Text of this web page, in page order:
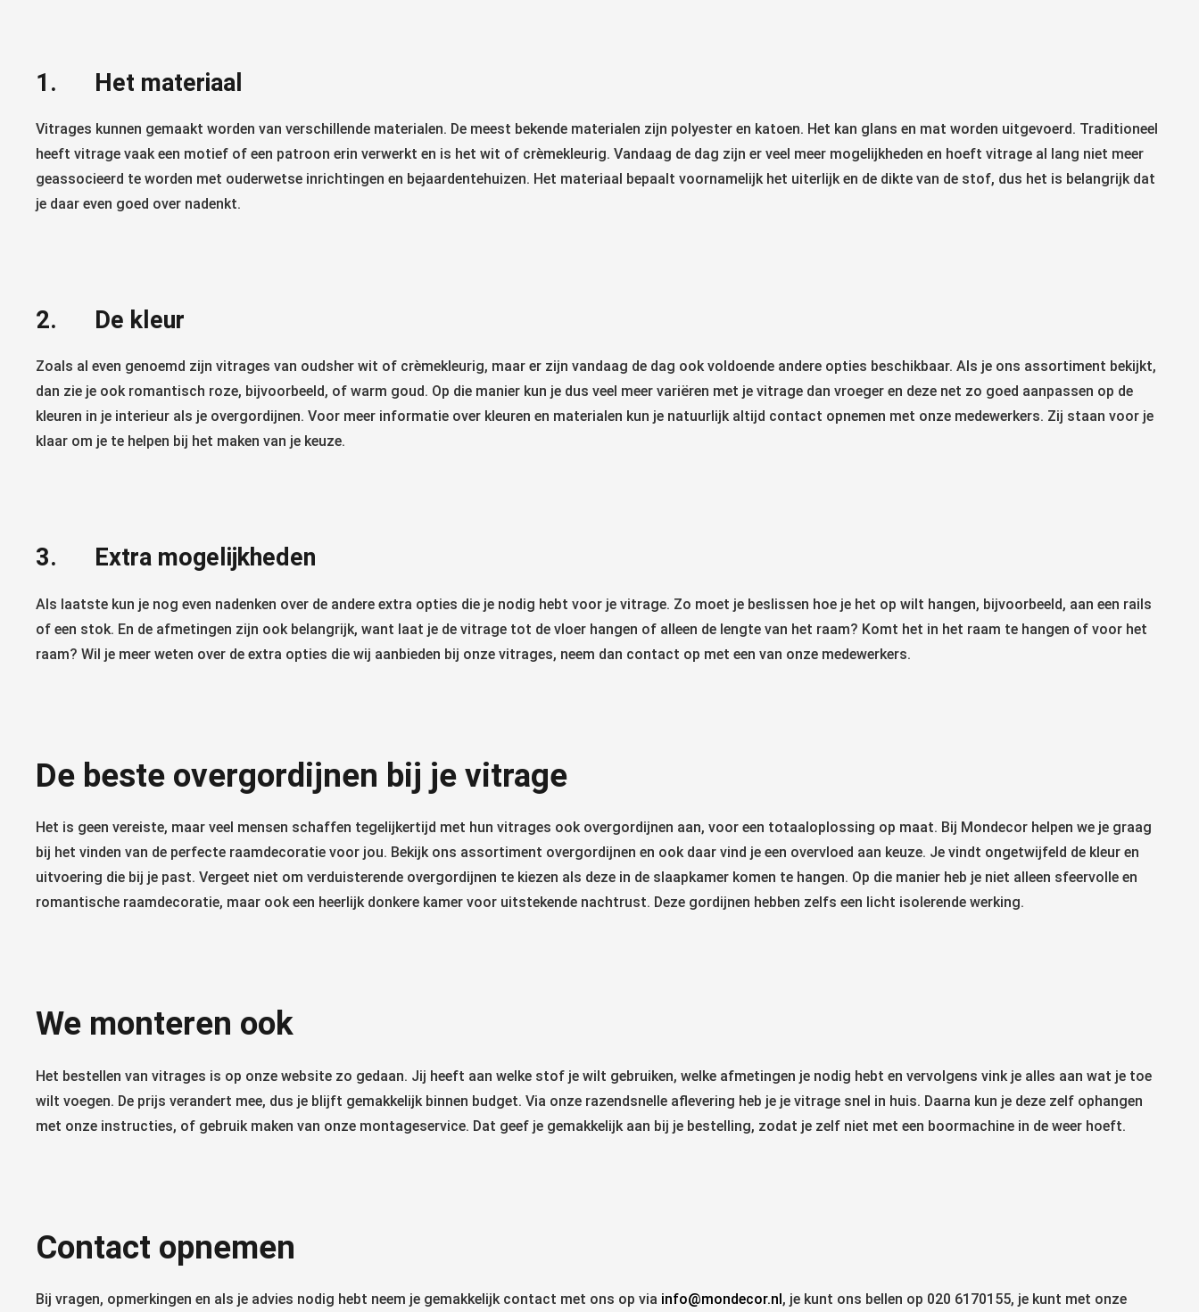
1. Het materiaal
Vitrages kunnen gemaakt worden van verschillende materialen. De meest bekende materialen zijn polyester en katoen. Het kan glans en mat worden uitgevoerd. Traditioneel
heeft vitrage vaak een motief of een patroon erin verwerkt en is het wit of crèmekleurig. Vandaag de dag zijn er veel meer mogelijkheden en hoeft vitrage al lang niet meer
geassocieerd te worden met ouderwetse inrichtingen en bejaardentehuizen. Het materiaal bepaalt voornamelijk het uiterlijk en de dikte van de stof, dus het is belangrijk dat
je daar even goed over nadenkt.
2. De kleur
Zoals al even genoemd zijn vitrages van oudsher wit of crèmekleurig, maar er zijn vandaag de dag ook voldoende andere opties beschikbaar. Als je ons assortiment bekijkt,
dan zie je ook romantisch roze, bijvoorbeeld, of warm goud. Op die manier kun je dus veel meer variëren met je vitrage dan vroeger en deze net zo goed aanpassen op de
kleuren in je interieur als je overgordijnen. Voor meer informatie over kleuren en materialen kun je natuurlijk altijd contact opnemen met onze medewerkers. Zij staan voor je
klaar om je te helpen bij het maken van je keuze.
3. Extra mogelijkheden
Als laatste kun je nog even nadenken over de andere extra opties die je nodig hebt voor je vitrage. Zo moet je beslissen hoe je het op wilt hangen, bijvoorbeeld, aan een rails
of een stok. En de afmetingen zijn ook belangrijk, want laat je de vitrage tot de vloer hangen of alleen de lengte van het raam? Komt het in het raam te hangen of voor het
raam? Wil je meer weten over de extra opties die wij aanbieden bij onze vitrages, neem dan contact op met een van onze medewerkers.
De beste overgordijnen bij je vitrage
Het is geen vereiste, maar veel mensen schaffen tegelijkertijd met hun vitrages ook overgordijnen aan, voor een totaaloplossing op maat. Bij Mondecor helpen we je graag
bij het vinden van de perfecte raamdecoratie voor jou. Bekijk ons assortiment overgordijnen en ook daar vind je een overvloed aan keuze. Je vindt ongetwijfeld de kleur en
uitvoering die bij je past. Vergeet niet om verduisterende overgordijnen te kiezen als deze in de slaapkamer komen te hangen. Op die manier heb je niet alleen sfeervolle en
romantische raamdecoratie, maar ook een heerlijk donkere kamer voor uitstekende nachtrust. Deze gordijnen hebben zelfs een licht isolerende werking.
We monteren ook
Het bestellen van vitrages is op onze website zo gedaan. Jij heeft aan welke stof je wilt gebruiken, welke afmetingen je nodig hebt en vervolgens vink je alles aan wat je toe
wilt voegen. De prijs verandert mee, dus je blijft gemakkelijk binnen budget. Via onze razendsnelle aflevering heb je je vitrage snel in huis. Daarna kun je deze zelf ophangen
met onze instructies, of gebruik maken van onze montageservice. Dat geef je gemakkelijk aan bij je bestelling, zodat je zelf niet met een boormachine in de weer hoeft.
Contact opnemen
Bij vragen, opmerkingen en als je advies nodig hebt neem je gemakkelijk contact met ons op via info@mondecor.nl, je kunt ons bellen op 020 6170155, je kunt met onze